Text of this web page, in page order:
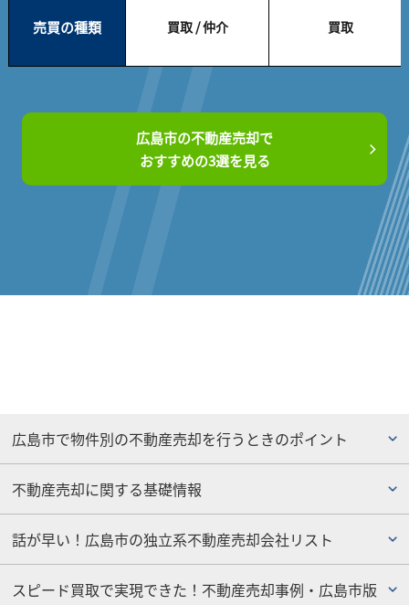
売買の種類 買取 / 仲介 買取
広島市の不動産売却で
おすすめの3選を見る
広島市で物件別の不動産売却を行うときのポイント
不動産売却に関する基礎情報
話が早い！広島市の独立系不動産売却会社リスト
スピード買取で実現できた！不動産売却事例・広島市版